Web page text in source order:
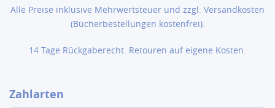
Alle Preise inklusive Mehrwertsteuer und zzgl. Versandkosten
(Bücher­bestellungen kostenfrei).
14 Tage Rückgaberecht. Retouren auf eigene Kosten.
Zahlarten